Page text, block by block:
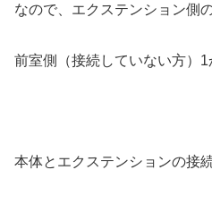
なので、エクステンション側
前室側（接続していない方）1
本体とエクステンションの接